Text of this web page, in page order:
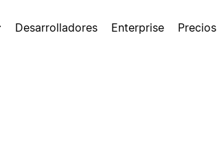
Desarrolladores Enterprise Precios